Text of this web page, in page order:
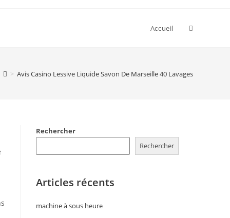
Accueil
> Avis Casino Lessive Liquide Savon De Marseille 40 Lavages
Rechercher
Rechercher
Articles récents
machine à sous heure